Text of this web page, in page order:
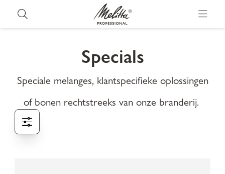
Specials
Speciale melanges, klantspecifieke oplossingen
of bonen rechtstreeks van onze branderij.